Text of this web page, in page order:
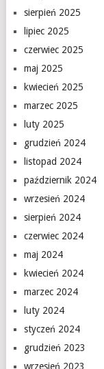
sierpień 2025
lipiec 2025
czerwiec 2025
maj 2025
kwiecień 2025
marzec 2025
luty 2025
grudzień 2024
listopad 2024
październik 2024
wrzesień 2024
sierpień 2024
czerwiec 2024
maj 2024
kwiecień 2024
marzec 2024
luty 2024
styczeń 2024
grudzień 2023
wrzesień 2023